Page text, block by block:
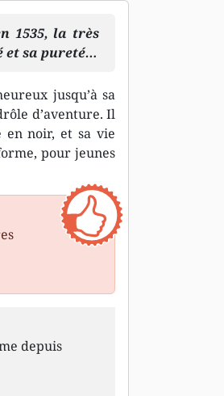
1535, la très
et sa pureté…
jusqu’à sa
d’aventure. Il
en noir, et sa vie
pour jeunes
depuis